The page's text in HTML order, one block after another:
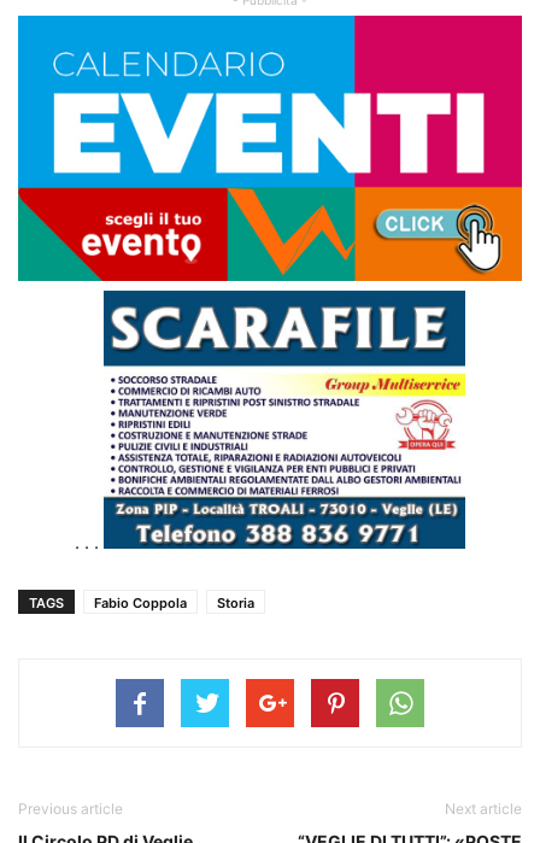
. . .
TAGS Fabio Coppola Storia
Previous article Next article